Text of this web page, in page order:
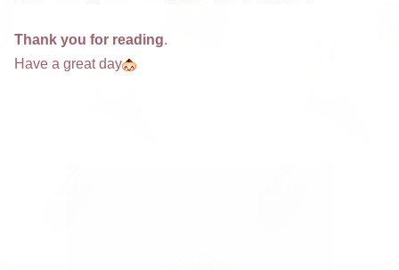
Thank you for reading.
Have a great day